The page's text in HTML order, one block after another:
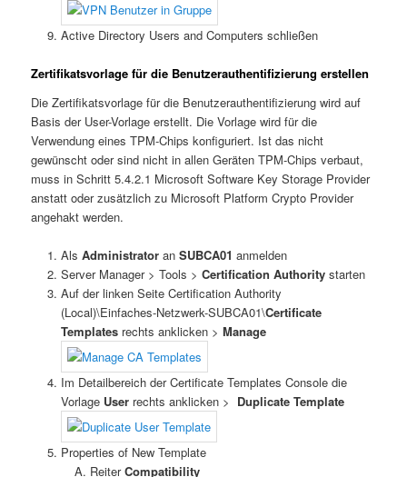
Active Directory Users and Computers schließen
Zertifikatsvorlage für die Benutzerauthentifizierung erstellen
Die Zertifikatsvorlage für die Benutzerauthentifizierung wird auf
Basis der User-Vorlage erstellt. Die Vorlage wird für die
Verwendung eines TPM-Chips konfiguriert. Ist das nicht
gewünscht oder sind nicht in allen Geräten TPM-Chips verbaut,
muss in Schritt 5.4.2.1 Microsoft Software Key Storage Provider
anstatt oder zusätzlich zu Microsoft Platform Crypto Provider
angehakt werden.
Als Administratoran SUBCA01 anmelden
Server Manager > Tools > Certification Authoritystarten
Auf der linken Seite Certification Authority
(Local)\Einfaches-Netzwerk-SUBCA01\Certificate
Templatesrechts anklicken > Manage
Im Detailbereich der Certificate Templates Console die
Vorlage Userrechts anklicken > Duplicate Template
Properties of New Template
ReiterCompatibility